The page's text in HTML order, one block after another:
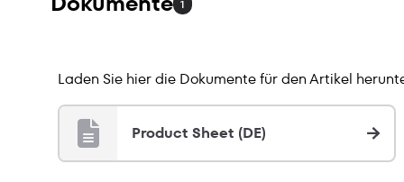
1
Laden Sie hier die Dokumente für den Artikel
Product Sheet (DE)